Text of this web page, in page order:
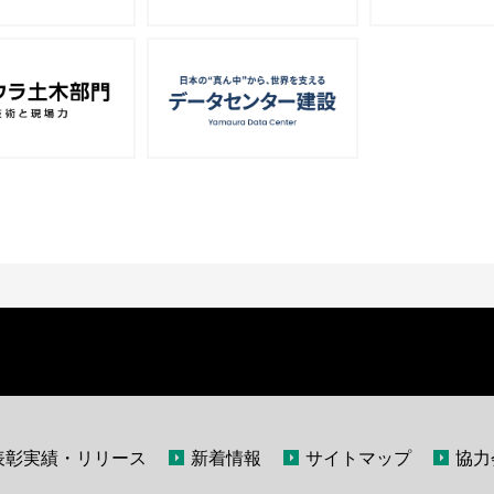
彰実績・リリース 新着情報 サイトマップ 協